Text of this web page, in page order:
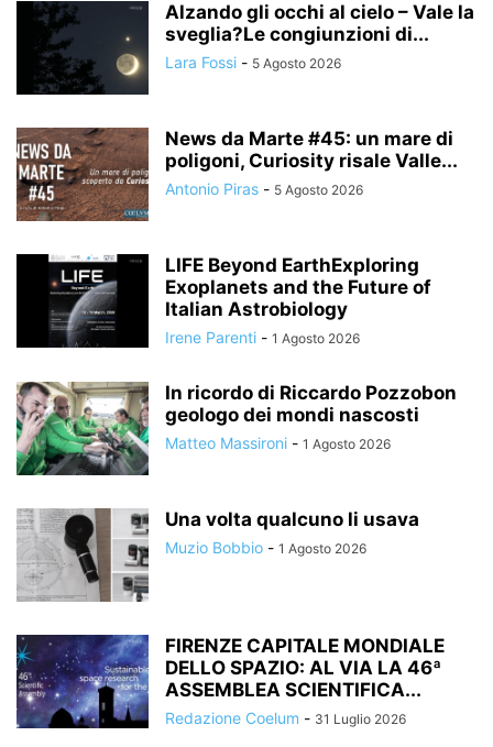
Alzando gli occhi al cielo – Vale la
sveglia?Le congiunzioni di...
Lara Fossi - 5 Agosto 2026
News da Marte #45: un mare di
poligoni, Curiosity risale Valle...
Antonio Piras - 5 Agosto 2026
LIFE Beyond EarthExploring
Exoplanets and the Future of
Italian Astrobiology
Irene Parenti - 1 Agosto 2026
In ricordo di Riccardo Pozzobon
geologo dei mondi nascosti
Matteo Massironi - 1 Agosto 2026
Una volta qualcuno li usava
Muzio Bobbio - 1 Agosto 2026
FIRENZE CAPITALE MONDIALE
DELLO SPAZIO: AL VIA LA 46ª
ASSEMBLEA SCIENTIFICA...
Redazione Coelum - 31 Luglio 2026